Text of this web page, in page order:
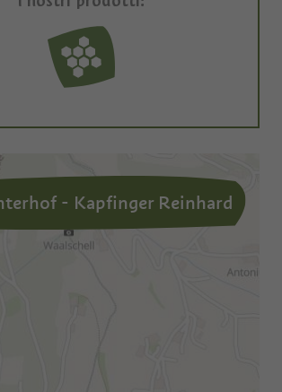
- Kapfinger Reinhard